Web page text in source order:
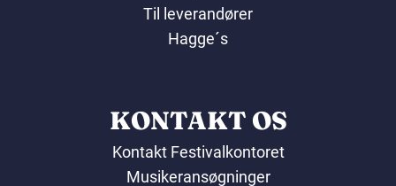
Til leverandører
Hagge´s
KONTAKT OS
Kontakt Festivalkontoret
Musikeransøgninger